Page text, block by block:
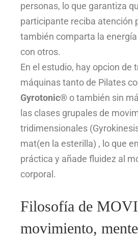
personas, lo que garantiza
participante reciba atención
también comparta la
con otros.
En el estudio, hay opcion de
máquinas tanto de Pilates
Gyrotonic® o también sin
las clases grupales de
tridimensionales
mat(en la esterilla) , lo que
práctica y añade fluidez al
corporal.
Filosofía de
movimiento,